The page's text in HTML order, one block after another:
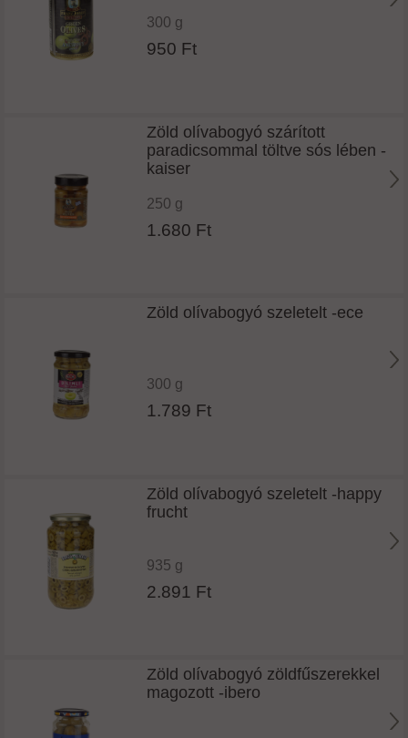
300 g
950 Ft
Zöld olívabogyó szárított
paradicsommal töltve sós lében -
kaiser
250 g
1.680 Ft
Zöld olívabogyó szeletelt -ece
300 g
1.789 Ft
Zöld olívabogyó szeletelt -happy
frucht
935 g
2.891 Ft
Zöld olívabogyó zöldfűszerekkel
magozott -ibero